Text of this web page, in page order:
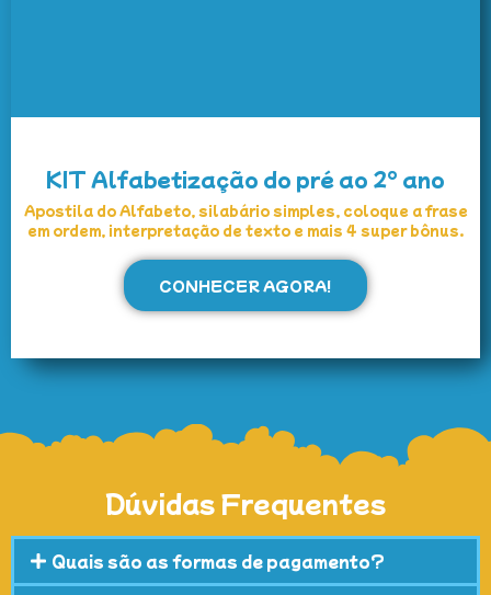
KIT Alfabetização do pré ao 2° ano
Apostila do Alfabeto, silabário simples, coloque a frase
em ordem, interpretação de texto e mais 4 super bônus.
CONHECER AGORA!
Dúvidas Frequentes
Quais são as formas de pagamento?